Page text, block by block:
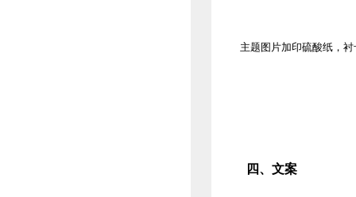
主题图片加印硫酸纸，
四、文案